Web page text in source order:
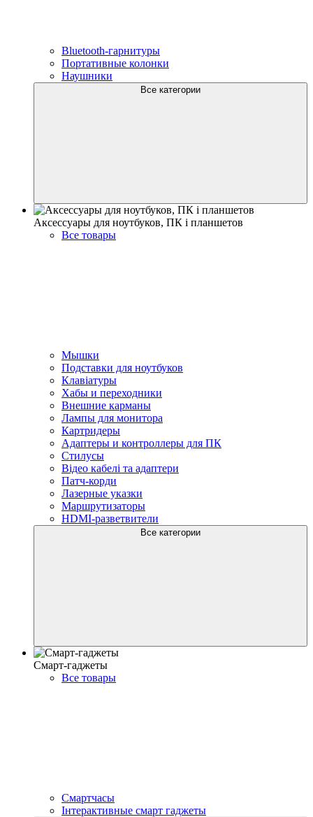
Bluetooth-гарнитуры
Портативные колонки
Наушники
Все категории
Аксессуары для ноутбуков, ПК і планшетов
Все товары
Мышки
Подставки для ноутбуков
Клавіатуры
Хабы и переходники
Внешние карманы
Лампы для монитора
Картридеры
Адаптеры и контроллеры для ПК
Стилусы
Відео кабелі та адаптери
Патч-корди
Лазерные указки
Маршрутизаторы
HDMI-разветвители
Все категории
Смарт-гаджеты
Все товары
Смартчасы
Інтерактивные смарт гаджеты